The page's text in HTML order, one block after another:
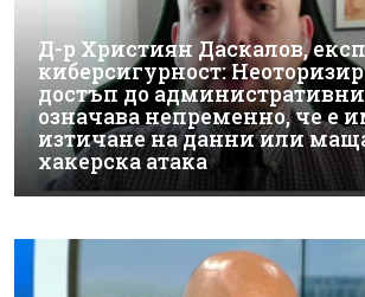
Д-р Християн Даскалов,
киберсигурност:
достъп до
означава непременно, че е
изтичане на данни или
хакерска атака